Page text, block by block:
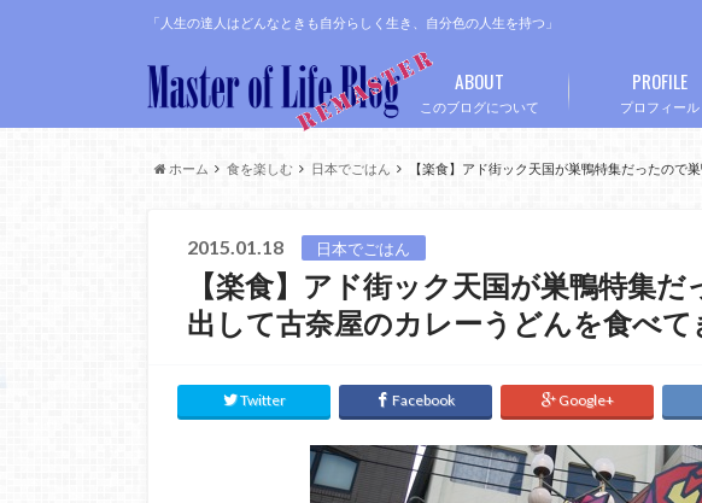
「人生の達人はどんなときも自分らしく生き、自分色の人生を持つ」
このブログについて
ABOUT
プロフィール
PROFILE
ホーム 食を楽しむ 日本でごはん 【楽食】アド街ック天国が巣鴨特集だったので
2015.01.18 日本でごはん
【楽食】アド街ック天国が巣鴨特集
出して古奈屋のカレーうどんを食べて
Twitter Facebook Google+